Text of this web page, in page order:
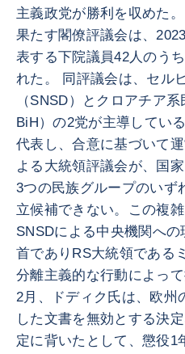
主義政党が勝利を収めた
果たす閣僚評議会は、
表する下院議員42人のう
れた。 同評議会は、セル
（SNSD）とクロアチア
BiH）の2党が主導してい
代表し、合意に基づいて
よる大統領評議会が、国
3つの民族グループのいず
立候補できない。この複
SNSDによる中央機関へ
首でありRS大統領である
分離主義的な行動によっ
2月、ドディク氏は、欧州
した文書を無効とする決
定に背いたとして、懲役1